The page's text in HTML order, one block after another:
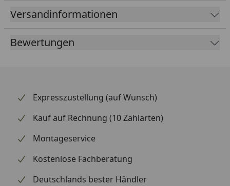
Fahrbedingungen gerüstet.
Versandinformationen
Bewertungen
Expresszustellung (auf Wunsch)
Kauf auf Rechnung (10 Zahlarten)
Montageservice
Kostenlose Fachberatung
Deutschlands bester Händler